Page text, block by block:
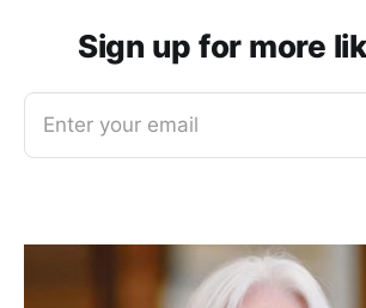
Sign up for more
Enter your email